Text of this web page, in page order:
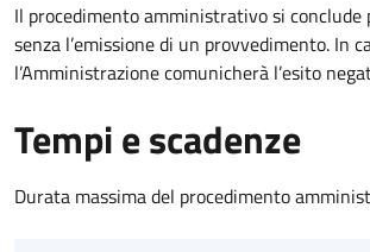
Il procedimento amministrativo si
senza l’emissione di un provvedimento. In
l’Amministrazione comunicherà l’esito
Tempi e scadenze
Durata massima del procedimento